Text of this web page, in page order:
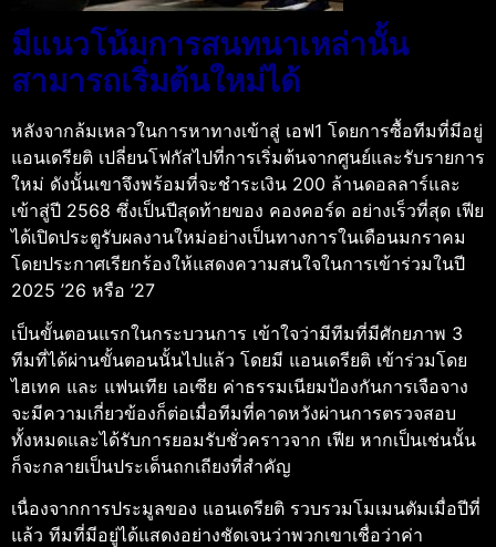
มีแนวโน้มการสนทนาเหล่านั้น
สามารถเริ่มต้นใหม่ได้
หลังจากล้มเหลวในการหาทางเข้าสู่ เอฟ1 โดยการซื้อทีมที่มีอยู่
แอนเดรียติ เปลี่ยนโฟกัสไปที่การเริ่มต้นจากศูนย์และรับรายการ
ใหม่ ดังนั้นเขาจึงพร้อมที่จะชำระเงิน 200 ล้านดอลลาร์และ
เข้าสู่ปี 2568 ซึ่งเป็นปีสุดท้ายของ คองคอร์ด อย่างเร็วที่สุด เฟีย
ได้เปิดประตูรับผลงานใหม่อย่างเป็นทางการในเดือนมกราคม
โดยประกาศเรียกร้องให้แสดงความสนใจในการเข้าร่วมในปี
2025 ’26 หรือ ’27
เป็นขั้นตอนแรกในกระบวนการ เข้าใจว่ามีทีมที่มีศักยภาพ 3
ทีมที่ได้ผ่านขั้นตอนนั้นไปแล้ว โดยมี แอนเดรียติ เข้าร่วมโดย
ไฮเทค และ แฟนเทีย เอเซีย ค่าธรรมเนียมป้องกันการเจือจาง
จะมีความเกี่ยวข้องก็ต่อเมื่อทีมที่คาดหวังผ่านการตรวจสอบ
ทั้งหมดและได้รับการยอมรับชั่วคราวจาก เฟีย หากเป็นเช่นนั้น
ก็จะกลายเป็นประเด็นถกเถียงที่สำคัญ
เนื่องจากการประมูลของ แอนเดรียติ รวบรวมโมเมนตัมเมื่อปีที่
แล้ว ทีมที่มีอยู่ได้แสดงอย่างชัดเจนว่าพวกเขาเชื่อว่าค่า